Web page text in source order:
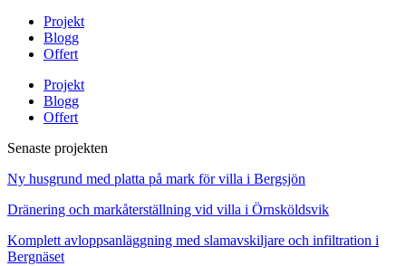
Projekt
Blogg
Offert
Projekt
Blogg
Offert
Senaste projekten
Ny husgrund med platta på mark för villa i Bergsjön
Dränering och markåterställning vid villa i Örnsköldsvik
Komplett avloppsanläggning med slamavskiljare och infiltration i
Bergnäset